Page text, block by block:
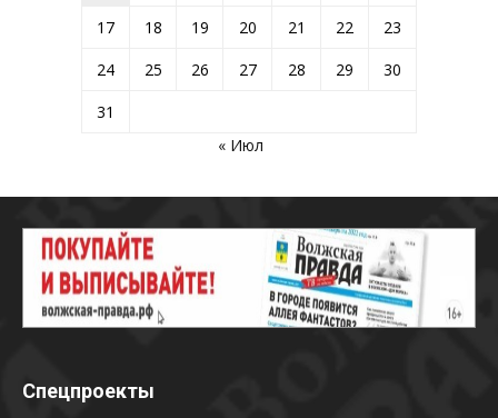
17
18 19 20 21 22
23
24
25 26 27 28 29
30
31
« Июл
Спецпроекты